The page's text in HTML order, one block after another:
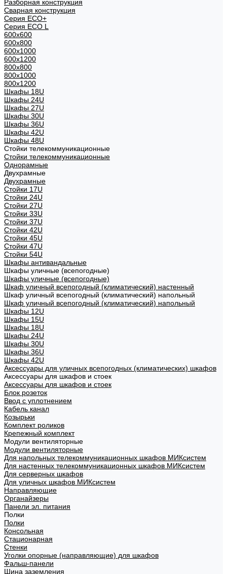
Разборная конструкция
Сварная конструкция
Серия ECO+
Серия ECO L
600x600
600x800
600х1000
600х1200
800x800
800х1000
800х1200
Шкафы 18U
Шкафы 24U
Шкафы 27U
Шкафы 30U
Шкафы 36U
Шкафы 42U
Шкафы 48U
Стойки телекоммуникационные
Стойки телекоммуникационные
Однорамные
Двухрамные
Двухрамные
Стойки 17U
Стойки 24U
Стойки 27U
Стойки 33U
Стойки 37U
Стойки 42U
Стойки 45U
Стойки 47U
Стойки 54U
Шкафы антивандальные
Шкафы уличные (всепогодные)
Шкафы уличные (всепогодные)
Шкаф уличный всепогодный (климатический) настенный
Шкаф уличный всепогодный (климатический) напольный
Шкаф уличный всепогодный (климатический) напольный
Шкафы 12U
Шкафы 15U
Шкафы 18U
Шкафы 24U
Шкафы 30U
Шкафы 36U
Шкафы 42U
Аксессуары для уличных всепогодных (климатических) шкафов
Аксессуары для шкафов и стоек
Аксессуары для шкафов и стоек
Блок розеток
Ввод с уплотнением
Кабель канал
Козырьки
Комплект роликов
Крепежный комплект
Модули вентиляторные
Модули вентиляторные
Для напольных телекоммуникационных шкафов МИКсистем
Для настенных телекоммуникационных шкафов МИКсистем
Для серверных шкафов
Для уличных шкафов МИКсистем
Направляющие
Органайзеры
Панели эл. питания
Полки
Полки
Консольная
Стационарная
Стенки
Уголки опорные (направляющие) для шкафов
Фальш-панели
Шина заземления